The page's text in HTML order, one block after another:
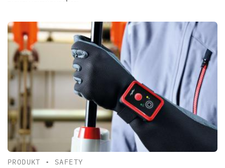
PRODUKT • SAFETY